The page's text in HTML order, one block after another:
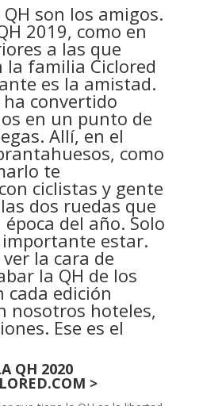
son los amigos.
2019, como en
a las que
la familia Ciclored
es la amistad.
convertido
en un punto de
Allí, en el
como
te
ciclistas y gente
dos ruedas que
del año. Solo
importante estar.
la cara de
la QH de los
cada edición
nosotros hoteles,
Ese es el
QH 2020
>